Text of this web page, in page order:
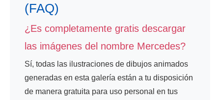
(FAQ)
¿Es completamente gratis descargar
las imágenes del nombre Mercedes?
Sí, todas las ilustraciones de dibujos animados
generadas en esta galería están a tu disposición
de manera gratuita para uso personal en tus